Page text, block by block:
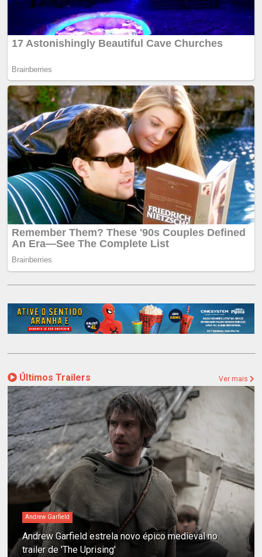
Últimos Trailers Ver mais
Andrew Garfield
Andrew Garfield estrela novo épico medieval no
trailer de 'The Uprising'